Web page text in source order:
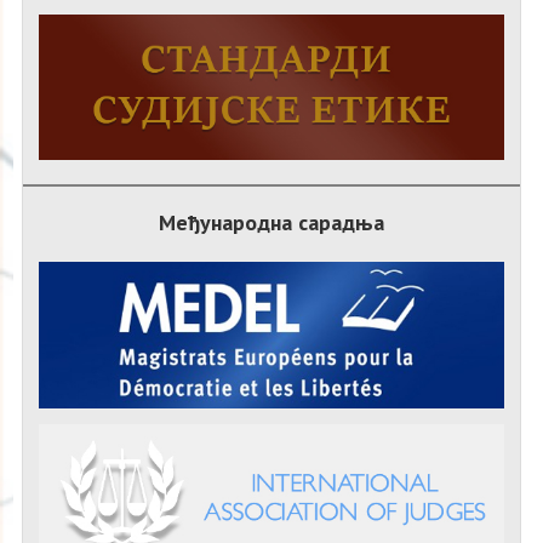
Међународна сарадња